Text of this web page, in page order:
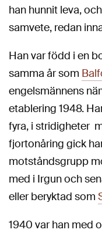
han hunnit leva,
samvete, redan
Han var född i en
samma år som
engelsmännens
etablering 1948.
fyra, i stridigheter
fjortonåring gick
motståndsgrupp
med i Irgun och
eller beryktad som
1940 var han med